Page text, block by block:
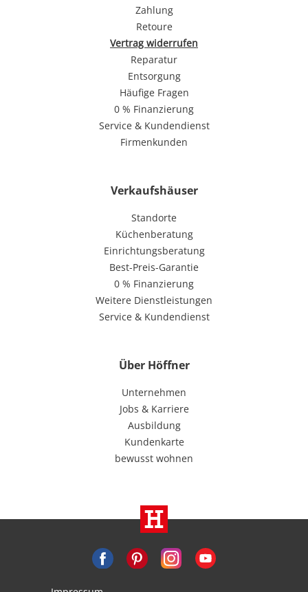
Zahlung
Retoure
Vertrag widerrufen
Reparatur
Entsorgung
Häufige Fragen
0 % Finanzierung
Service & Kundendienst
Firmenkunden
Verkaufshäuser
Standorte
Küchenberatung
Einrichtungsberatung
Best-Preis-Garantie
0 % Finanzierung
Weitere Dienstleistungen
Service & Kundendienst
Über Höffner
Unternehmen
Jobs & Karriere
Ausbildung
Kundenkarte
bewusst wohnen